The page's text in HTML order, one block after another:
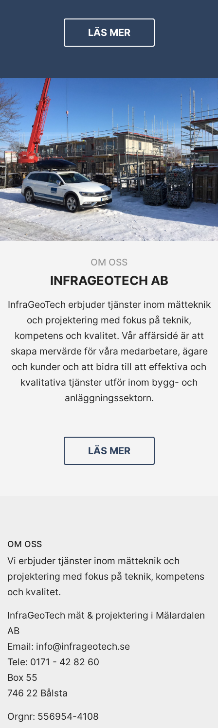
LÄS MER
OM OSS
INFRAGEOTECH AB
InfraGeoTech erbjuder tjänster inom mätteknik
och projektering med fokus på teknik,
kompetens och kvalitet. Vår affärsidé är att
skapa mervärde för våra medarbetare, ägare
och kunder och att bidra till att effektiva och
kvalitativa tjänster utför inom bygg- och
anläggningssektorn.
LÄS MER
OM OSS
Vi erbjuder tjänster inom mätteknik och
projektering med fokus på teknik, kompetens
och kvalitet.
InfraGeoTech mät & projektering i Mälardalen
AB
Email: info@infrageotech.se
Tele: 0171 - 42 82 60
Box 55
746 22 Bålsta
Orgnr: 556954-4108